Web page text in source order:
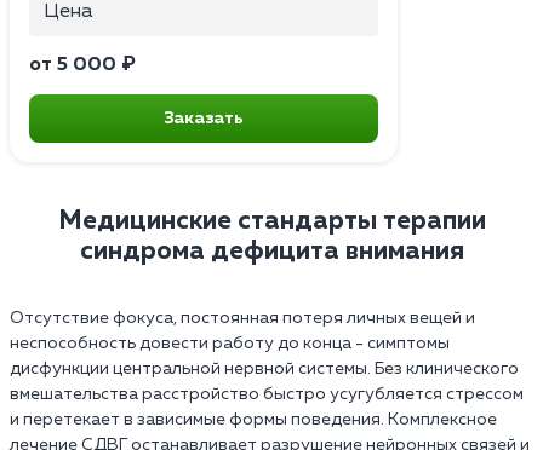
Цена
от 5 000 ₽
Заказать
Медицинские стандарты терапии
синдрома дефицита внимания
Отсутствие фокуса, постоянная потеря личных вещей и
неспособность довести работу до конца - симптомы
дисфункции центральной нервной системы. Без клинического
вмешательства расстройство быстро усугубляется стрессом
и перетекает в зависимые формы поведения. Комплексное
лечение СДВГ останавливает разрушение нейронных связей и